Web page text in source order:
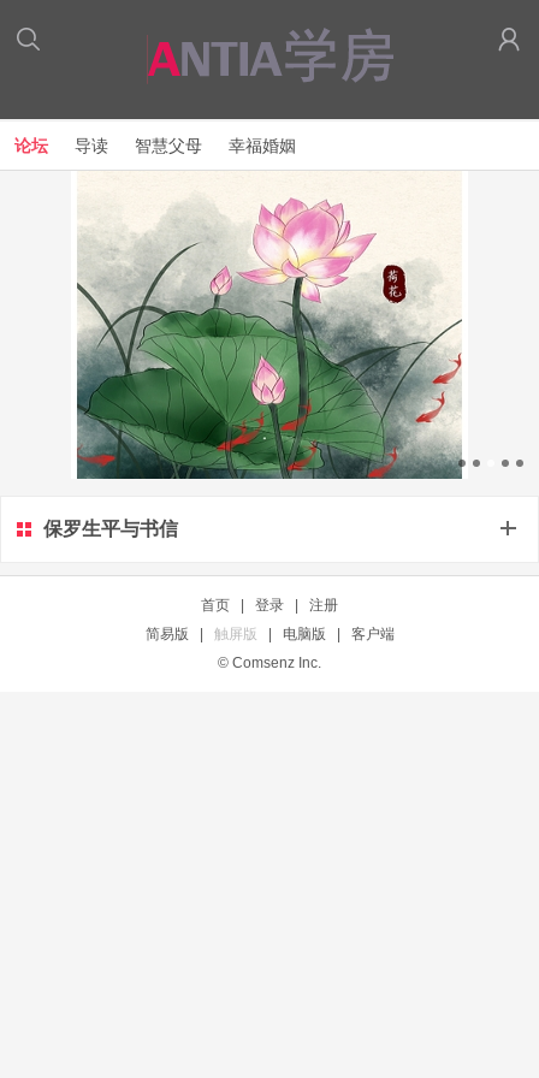
论坛 导读 智慧父母 幸福婚姻
保罗生平与书信
首页 登录
注册
简易版
触屏版 电脑版
客户端
© Comsenz Inc.